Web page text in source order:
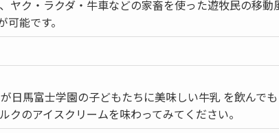
ヤク・ラクダ・牛車などの家畜を使った遊牧民の移
能です。
日馬富士学園の子どもたちに美味しい牛乳 を飲んで
のアイスクリームを味わってみてください。